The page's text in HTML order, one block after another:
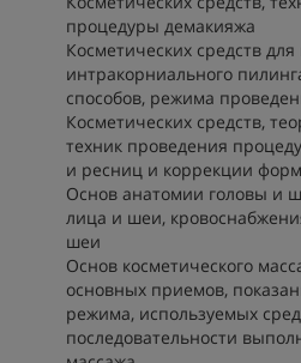
процедуры демакияжа
Косметических средств
интракорниального
способов, режима
Косметических средств,
техник проведения
и ресниц и коррекции
Основ анатомии головы и
лица и шеи,
шеи
Основ косметического
основных приемов,
режима, используемых
последовательности